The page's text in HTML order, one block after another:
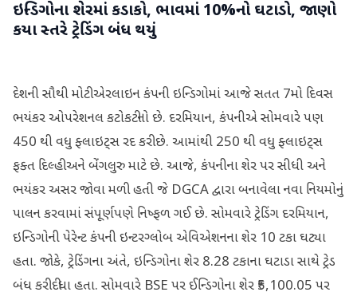
ઇન્ડિગોના શેરમાં કડાકો, ભાવમાં 10%નો ઘટાડો, જાણો
કયા સ્તરે ટ્રેડિંગ બંધ થયું
દેશની સૌથી મોટી એરલાઇન કંપની ઇન્ડિગોમાં આજે સતત 7મો દિવસ
ભયંકર ઓપરેશનલ કટોકટીનો છે. દરમિયાન, કંપનીએ સોમવારે પણ
450 થી વધુ ફ્લાઇટ્સ રદ કરી છે. આમાંથી 250 થી વધુ ફ્લાઇટ્સ
ફક્ત દિલ્હી અને બેંગલુરુ માટે છે. આજે, કંપનીના શેર પર સીધી અને
ભયંકર અસર જોવા મળી હતી જે DGCA દ્વારા બનાવેલા નવા નિયમોનું
પાલન કરવામાં સંપૂર્ણપણે નિષ્ફળ ગઈ છે. સોમવારે ટ્રેડિંગ દરમિયાન,
ઇન્ડિગોની પેરેન્ટ કંપની ઇન્ટરગ્લોબ એવિએશનના શેર 10 ટકા ઘટ્યા
હતા. જોકે, ટ્રેડિંગના અંતે, ઇન્ડિગોના શેર 8.28 ટકાના ઘટાડા સાથે ટ્રેડ
બંધ કરી દીધા હતા. સોમવારે BSE પર ઈન્ડિગોના શેર ₹5,100.05 પર